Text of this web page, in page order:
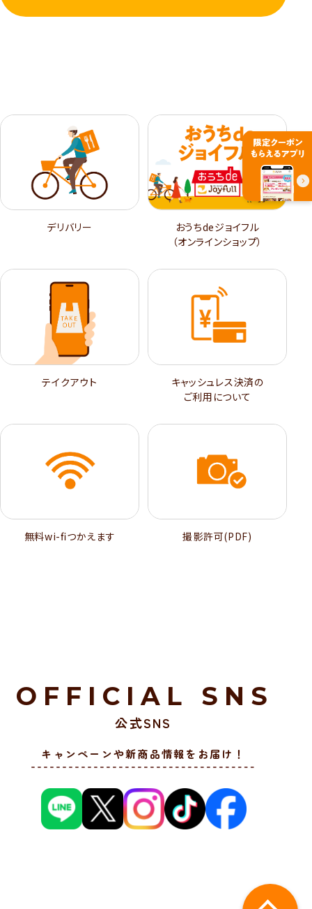
デリバリー
おうちdeジョイフル
（オンラインショップ）
テイクアウト
キャッシュレス決済の
ご利用について
無料wi-ﬁつかえます 撮影許可(PDF)
OFFICIAL SNS
公式SNS
キャンペーンや新商品情報をお届け！